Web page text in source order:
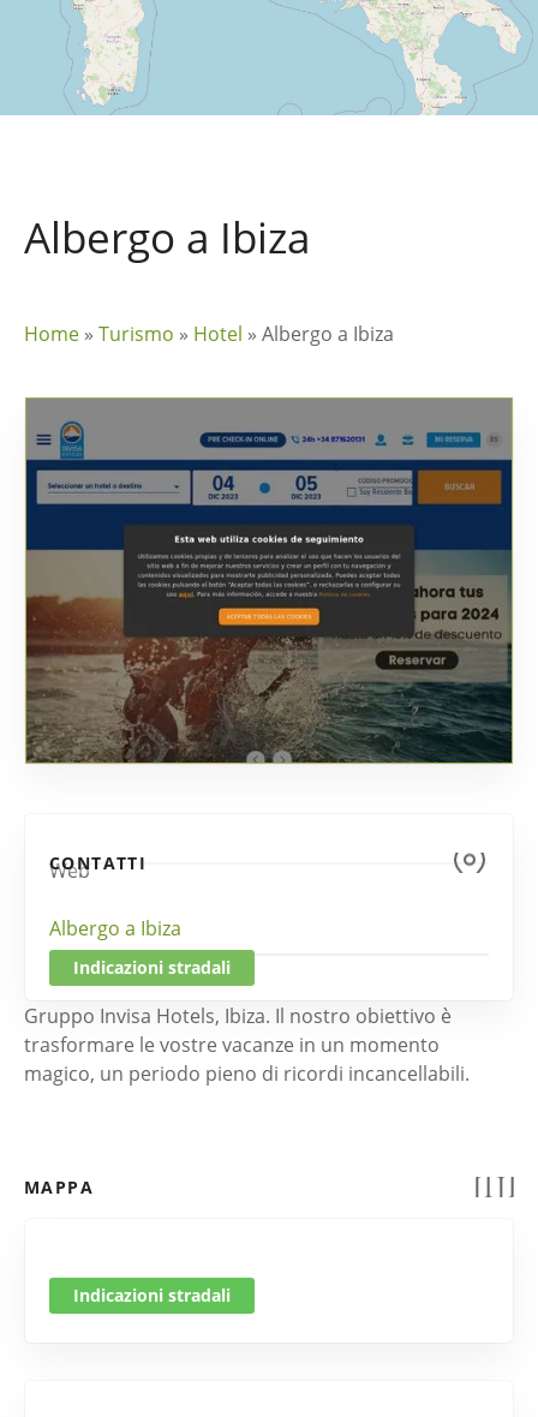
Albergo a Ibiza
Home » Turismo » Hotel » Albergo a Ibiza
CONTATTI
Web
Albergo a Ibiza
Indicazioni stradali
Gruppo Invisa Hotels, Ibiza. Il nostro obiettivo è
trasformare le vostre vacanze in un momento
magico, un periodo pieno di ricordi incancellabili.
MAPPA
Indicazioni stradali